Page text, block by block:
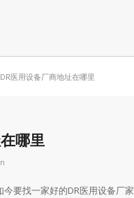
医用设备厂商地址在哪里
哪里
找一家好的DR医用设备厂